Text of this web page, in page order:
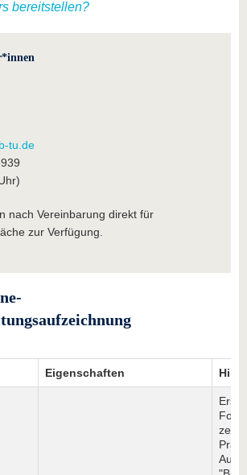
bereitstellen?
tu.de
nach Vereinbarung direkt für
zur Verfügung.
Eigenschaften